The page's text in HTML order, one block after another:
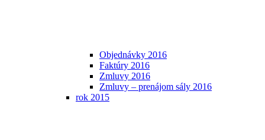
Objednávky 2016
Faktúry 2016
Zmluvy 2016
Zmluvy – prenájom sály 2016
rok 2015